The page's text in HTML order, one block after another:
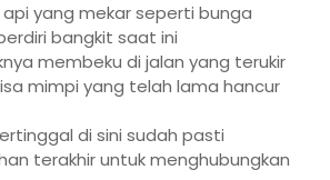
yang mekar seperti bunga
bangkit saat ini
membeku di jalan yang terukir
mimpi yang telah lama hancur
di sini sudah pasti
terakhir untuk menghubungkan